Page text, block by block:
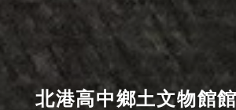
北港高中鄉土文物館